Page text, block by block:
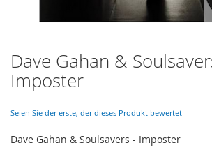
Skip
to
the
of
images
Dave Gahan &
Imposter
Seien Sie der erste, der dieses Produkt bewertet
Dave Gahan & Soulsavers - Imposter